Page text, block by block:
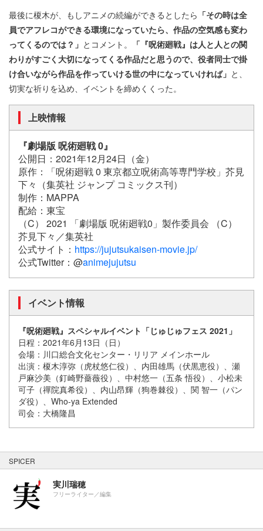
最後に榎木が、もしアニメの続編ができるとしたら 「その時は全
員でアフレコができる環境になっていたら、作品の空気感も変わ
ってくるのでは？」 とコメント。
「『呪術廻戦』は人と人との関
わりがすごく大切になってくる作品だと思うので、役者同士で掛
け合いながら作品を作っていける世の中になっていければ」 と、
切実な祈りを込め、イベントを締めくくった。
上映情報
『劇場版 呪術廻戦 0』
公開日：2021年12月24日（金）
原作：「呪術廻戦 0 東京都立呪術高等専門学校」芥見
下々（集英社 ジャンプ コミックス刊）
制作：MAPPA
配給：東宝
（C） 2021 「劇場版 呪術廻戦0」製作委員会 （C）
芥見下々／集英社
公式サイト： https://jujutsukaisen-movie.jp/
公式Twitter：@animejujutsu
イベント情報
『呪術廻戦』スペシャルイベント「じゅじゅフェス 2021」
日程：2021年6月13日（日）
会場：川口総合文化センター・リリア メインホール
出演：榎木淳弥（虎杖悠仁役）、内田雄馬（伏黒恵役）、瀬
戸麻沙美（釘崎野薔薇役）、中村悠一（五条 悟役）、小松未
可子（禪院真希役）、内山昂輝（狗巻棘役）、関 智一（パン
ダ役）、Who-ya Extended
司会：大橋隆昌
SPICER
実川瑞穂
フリーライター／編集